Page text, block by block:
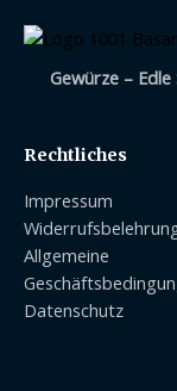
Gewürze –
Rechtliches
Impressum
Allgemeine
Datenschutz